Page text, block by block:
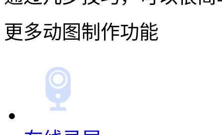
制作就会变的很简单
用来制作gif图片很方便
soogif动图的视频转gif